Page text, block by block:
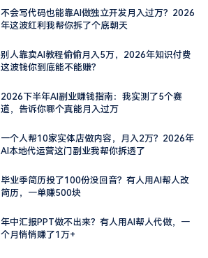
不会写代码也能靠AI做独立开发月入过万？2026
年这波红利我帮你拆了个底朝天
别人靠卖AI教程偷偷月入5万，2026年知识付费
这波钱你到底能不能赚？
2026下半年AI副业赚钱指南：我实测了5个赛
道，告诉你哪个真能月入过万
一个人帮10家实体店做内容，月入2万？2026年
AI本地代运营这门副业我帮你拆透了
毕业季简历投了100份没回音？有人用AI帮人改
简历，一单赚500块
年中汇报PPT做不出来？有人用AI帮人代做，一
个月悄悄赚了1万+